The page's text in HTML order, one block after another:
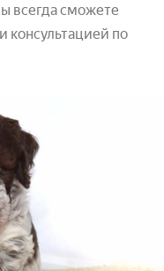
всегда сможете
консультацией по